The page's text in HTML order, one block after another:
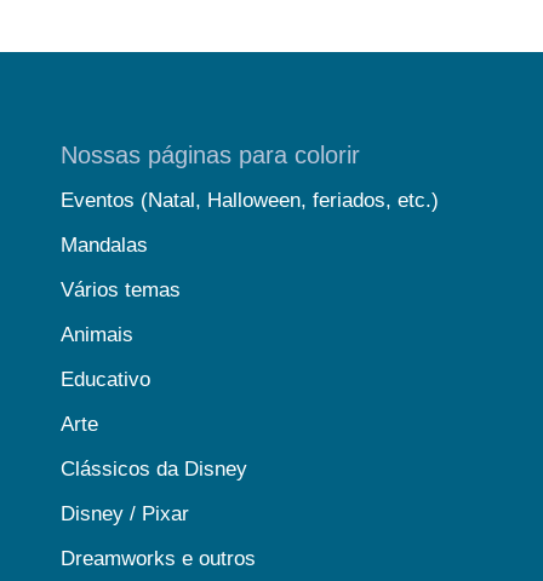
Nossas páginas para colorir
Eventos (Natal, Halloween, feriados, etc.)
Mandalas
Vários temas
Animais
Educativo
Arte
Clássicos da Disney
Disney / Pixar
Dreamworks e outros